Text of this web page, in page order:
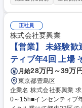
構築 ・コンテナ基盤に
設計/実装 ・アプリケー
発 ・CI/CDによる環境構
基盤、Observability基盤、CI/CD基
三菱総研グループ/コン
正社員
株式会社要興業
【営業】 未経験
ティブ年4回 上場
月給28万円～39万円
東京都豊島区
企業名 株式会社要興業 求人名 【営業】■未経験歓迎◎■転勤無■残業平均1
0～15h■インセンティブ年4回■上場 仕事の内容 廃